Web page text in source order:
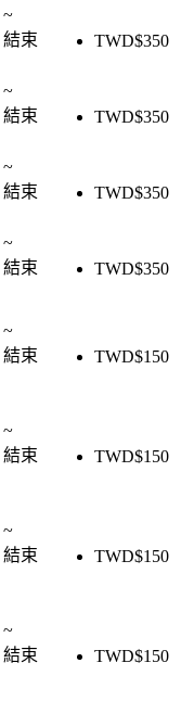
~
結束
TWD$350
~
結束
TWD$350
~
結束
TWD$350
~
結束
TWD$350
~
結束
TWD$150
~
結束
TWD$150
~
結束
TWD$150
~
結束
TWD$150